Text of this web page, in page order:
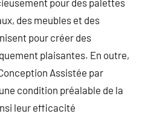
des meubles et des
pour créer des
plaisantes. En outre,
Assistée par
condition préalable de la
leur efficacité